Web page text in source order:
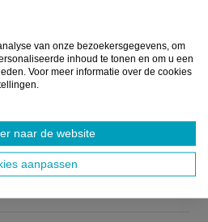
van onze bezoekersgegevens, om
inhoud te tonen en om u een
Voor meer informatie over de cookies
naar de website
aanpassen
VERDER NA TEGENSLAG
Guido’s boerderij werd
naar mijn velden”
27 JULI 2026